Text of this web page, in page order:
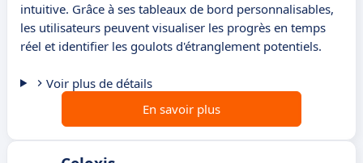
intuitive. Grâce à ses tableaux de bord personnalisables,
les utilisateurs peuvent visualiser les progrès en temps
réel et identifier les goulots d'étranglement potentiels.
Voir plus de détails
En savoir plus